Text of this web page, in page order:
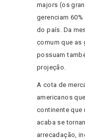
majors (os
gerenciam
do país. Da
comum que as
possuam
projeção.
A cota de
americanos
continente que
acaba se
arrecadação,